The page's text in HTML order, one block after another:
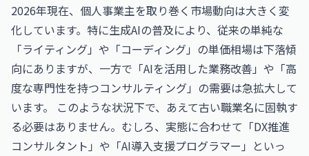
2026年現在、個人事業主を取り巻く市場動向は大きく変
化しています。特に生成AIの普及により、従来の単純な
「ライティング」や「コーディング」の単価相場は下落傾
向にありますが、一方で「AIを活用した業務改善」や「高
度な専門性を持つコンサルティング」の需要は急拡大して
います。 このような状況下で、あえて古い職業名に固執す
る必要はありません。むしろ、実態に合わせて「DX推進
コンサルタント」や「AI導入支援プログラマー」といっ